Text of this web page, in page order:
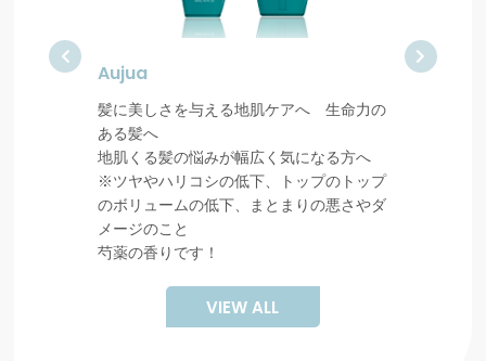
Aujua
髪に美しさを与える地肌ケアへ 生命力の
ある髪へ
地肌くる髪の悩みが幅広く気になる方へ
※ツヤやハリコシの低下、トップのトップ
のボリュームの低下、まとまりの悪さやダ
メージのこと
芍薬の香りです！
Aujua
VIEW ALL